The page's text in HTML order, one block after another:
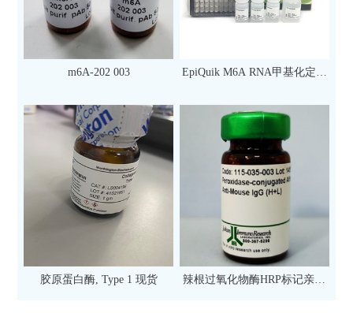
m6A-202 003
EpiQuik M6A RNA甲基化定量
次）
胶原蛋白酶, Type 1 现货
辣根过氧化物酶HRP标记亲和